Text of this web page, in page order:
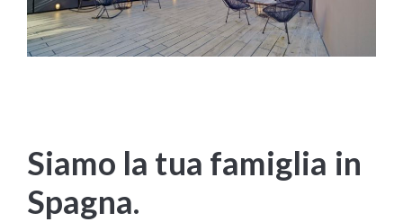
Siamo la tua famiglia in
Spagna.